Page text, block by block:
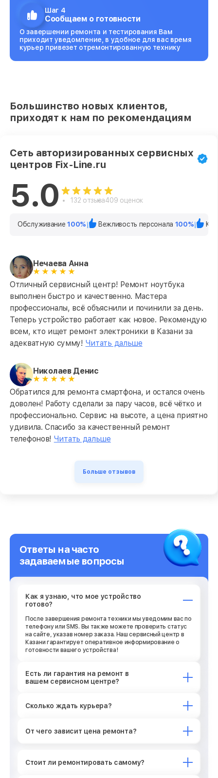
Шаг 4
Сообщаем о готовности
О завершении ремонта и тестирования Вам
приходит уведомление, в удобное для вас время
курьер привезет отремонтированную технику
Большинство новых клиентов,
приходят к нам по рекомендациям
Сеть авторизированных сервисных
центров Fix-Line.ru
5.0 132 отзыва409 оценок
Обслуживание100% Вежливость персонала 100%
Нечаева Анна
Отличный сервисный центр! Ремонт ноутбука
выполнен быстро и качественно. Мастера
профессионалы, всё объяснили и починили за день.
Теперь устройство работает как новое. Рекомендую
всем, кто ищет ремонт электроники в Казани за
адекватную сумму! Читать дальше
Николаев Денис
Обратился для ремонта смартфона, и остался очень
доволен! Работу сделали за пару часов, всё чётко и
профессионально. Сервис на высоте, а цена приятно
удивила. Спасибо за качественный ремонт
телефонов! Читать дальше
Больше отзывов
Ответы на часто
задаваемые вопросы
Как я узнаю, что мое устройство
готово?
После завершения ремонта техники мы уведомим вас по
телефону или SMS. Вы также можете проверить статус
на сайте, указав номер заказа. Наш сервисный центр в
Казани гарантирует оперативное информирование о
готовности вашего устройства!
Есть ли гарантия на ремонт в
вашем сервисном центре?
Сколько ждать курьера?
От чего зависит цена ремонта?
Стоит ли ремонтировать самому?